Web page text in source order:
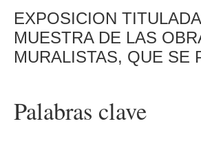
EXPOSICION
MUESTRA DE LAS
MURALISTAS, QUE SE
Palabras clave